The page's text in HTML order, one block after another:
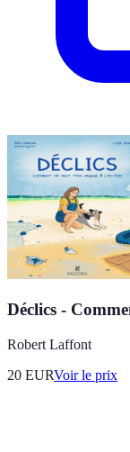
Déclics -
Robert Laffont
20 EURVoir le prix